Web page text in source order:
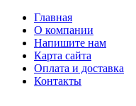
Главная
О компании
Напишите нам
Карта сайта
Оплата и доставка
Контакты